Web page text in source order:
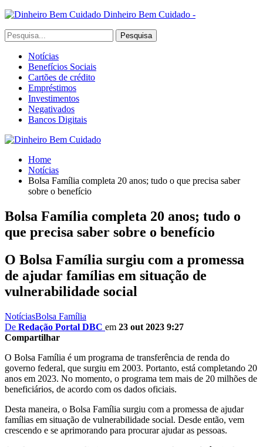
Dinheiro Bem Cuidado -
Notícias
Benefícios Sociais
Cartões de crédito
Empréstimos
Investimentos
Negativados
Bancos Digitais
Home
Notícias
Bolsa Família completa 20 anos; tudo o que precisa saber
sobre o benefício
Bolsa Família completa 20 anos; tudo o
que precisa saber sobre o benefício
O Bolsa Família surgiu com a promessa
de ajudar famílias em situação de
vulnerabilidade social
NotíciasBolsa Família
De Redação Portal DBC em 23 out 2023 9:27
Compartilhar
O Bolsa Família é um programa de transferência de renda do
governo federal, que surgiu em 2003. Portanto, está completando 20
anos em 2023. No momento, o programa tem mais de 20 milhões de
beneficiários, de acordo com os dados oficiais.
Desta maneira, o Bolsa Família surgiu com a promessa de ajudar
famílias em situação de vulnerabilidade social. Desde então, vem
crescendo e se aprimorando para procurar ajudar as pessoas.